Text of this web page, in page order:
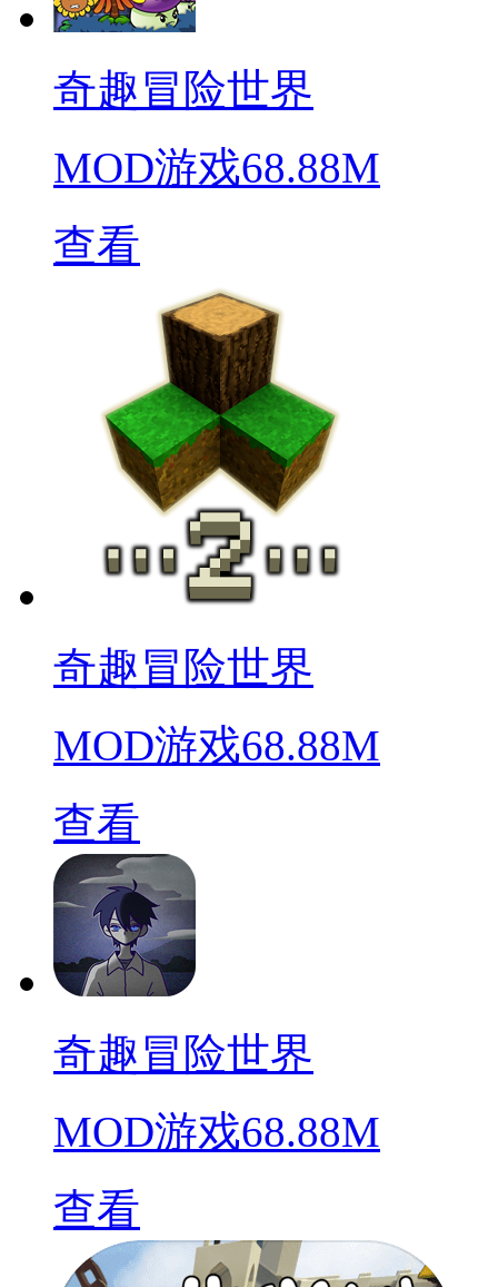
奇趣冒险世界
MOD游戏68.88M
查看
奇趣冒险世界
MOD游戏68.88M
查看
奇趣冒险世界
MOD游戏68.88M
查看